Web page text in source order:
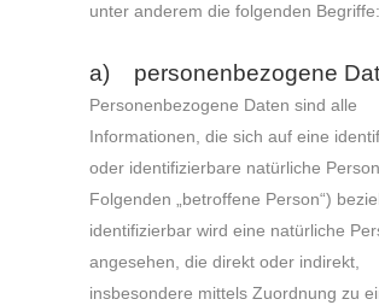
unter anderem die folgenden Begriffe:
a) personenbezogene
Personenbezogene Daten sind alle
Informationen, die sich auf eine
oder identifizierbare natürliche
Folgenden „betroffene Person“)
identifizierbar wird eine natürliche
angesehen, die direkt oder indirekt,
insbesondere mittels Zuordnung zu